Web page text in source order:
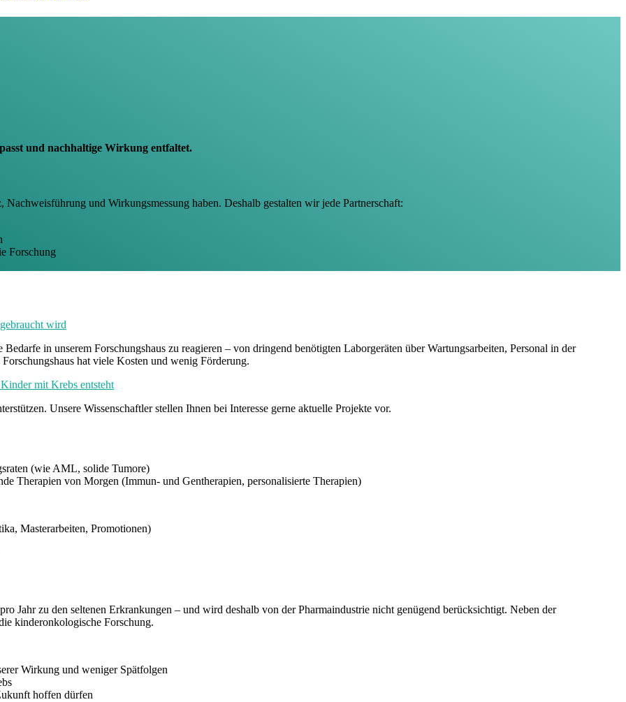
und nachhaltige Wirkung entfaltet.
und Wirkungsmessung haben. Deshalb gestalten wir jede Partnerschaft:
Forschung
wird
in unserem Forschungshaus zu reagieren – von dringend benötigten Laborgeräten über Wartungsarbeiten, Personal in der
hat viele Kosten und wenig Förderung.
mit Krebs entsteht
Unsere Wissenschaftler stellen Ihnen bei Interesse gerne aktuelle Projekte vor.
(wie AML, solide Tumore)
Therapien von Morgen (Immun- und Gentherapien, personalisierte Therapien)
Masterarbeiten, Promotionen)
Jahr zu den seltenen Erkrankungen – und wird deshalb von der Pharmaindustrie nicht genügend berücksichtigt. Neben der
kinderonkologische Forschung.
Wirkung und weniger Spätfolgen
hoffen dürfen